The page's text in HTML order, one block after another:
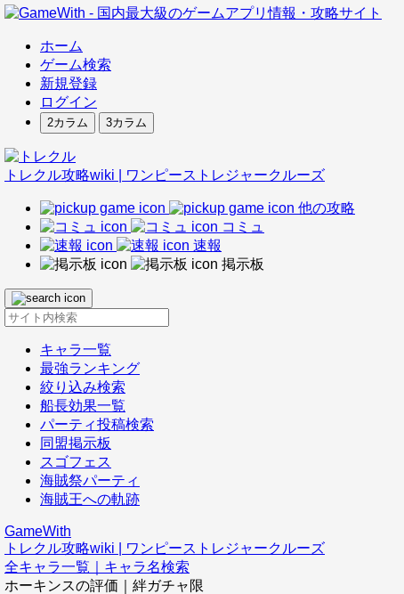
ホーム
ゲーム検索
新規登録
ログイン
2カラム 3カラム
トレクル攻略wiki | ワンピーストレジャークルーズ
他の攻略
コミュ
速報
掲示板
キャラ一覧
最強ランキング
絞り込み検索
船長効果一覧
パーティ投稿検索
同盟掲示板
スゴフェス
海賊祭パーティ
海賊王への軌跡
GameWith
トレクル攻略wiki | ワンピーストレジャークルーズ
全キャラ一覧｜キャラ名検索
ホーキンスの評価｜絆ガチャ限